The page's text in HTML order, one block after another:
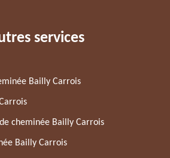
services
Bailly Carrois
cheminée Bailly Carrois
Bailly Carrois